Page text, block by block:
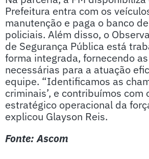
Prefeitura entra com os
manutenção e paga o banco
policiais. Além disso, o
de Segurança Pública está
forma integrada, fornecendo
necessárias para a atuação
equipe. “Identificamos as
criminais’, e contribuímos com
estratégico operacional da
explicou Glayson Reis.
Fonte: Ascom